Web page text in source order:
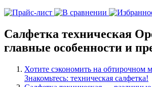
Салфетка техническая
главные особенности и
Хотите сэкономить на обтирочном
Знакомьтесь: техническая салфетка!